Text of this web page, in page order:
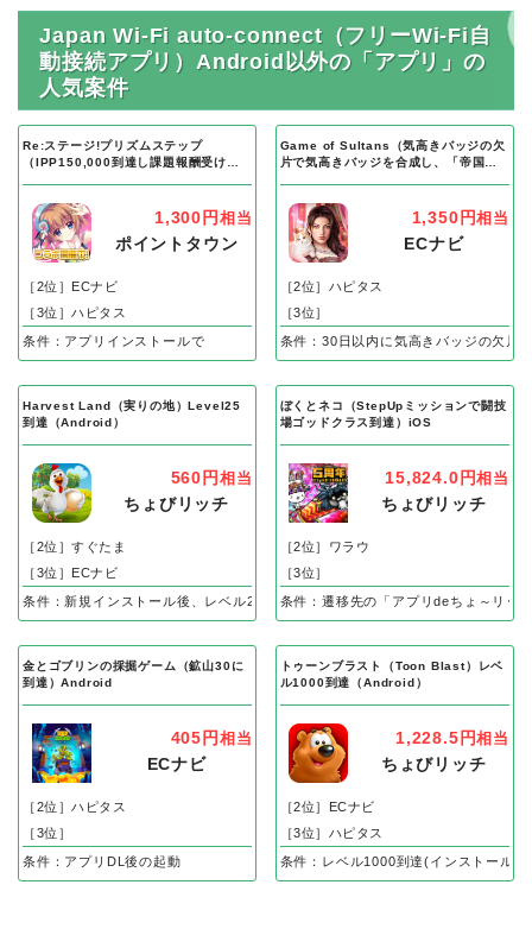
Japan Wi-Fi auto-connect（フリーWi-Fi自
動接続アプリ）Android以外の「アプリ」の
人気案件
Re:ステージ!プリズムステップ
（IPP150,000到達し課題報酬受け取
1,300円 相当
ポイントタウン
［2位］ECナビ
［3位］ハピタス
条件：アプリインストールで
Game of Sultans（気高きバッジの欠
片で気高きバッジを合成し、「帝国五
1,350円相当
ECナビ
［2位］ハピタス
［3位］
条件：30日以内に気高きバッジの欠片
Harvest Land（実りの地）Level25
到達（Android）
560円 相当
ちょびリッチ
［2位］すぐたま
［3位］ECナビ
条件：新規インストール後、レベル25到達で成果
ぼくとネコ（StepUpミッションで闘技
場ゴッドクラス到達）iOS
15,824.0円相当
ちょびリッチ
［2位］ワラウ
［3位］
条件：遷移先の「アプリdeちょ～リッ
金とゴブリンの採掘ゲーム（鉱山30に
到達）Android
405円 相当
ECナビ
［2位］ハピタス
［3位］
条件：アプリDL後の起動
トゥーンブラスト（Toon Blast）レベ
ル1000到達（Android）
1,228.5円相当
ちょびリッチ
［2位］ECナビ
［3位］ハピタス
条件：レベル1000到達(インストール後